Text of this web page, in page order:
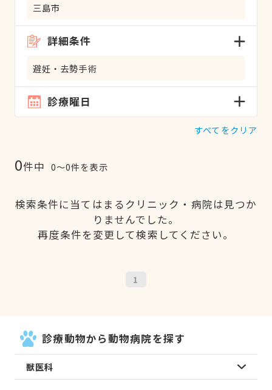
三島市
詳細条件
避妊・去勢手術
診療曜日
すべてをクリア
0件中 0〜0件を表示
検索条件に当てはまるクリニック・病院は見つか
りませんでした。
再度条件を変更して検索してください。
1
診療動物から動物病院を探す
獣医科